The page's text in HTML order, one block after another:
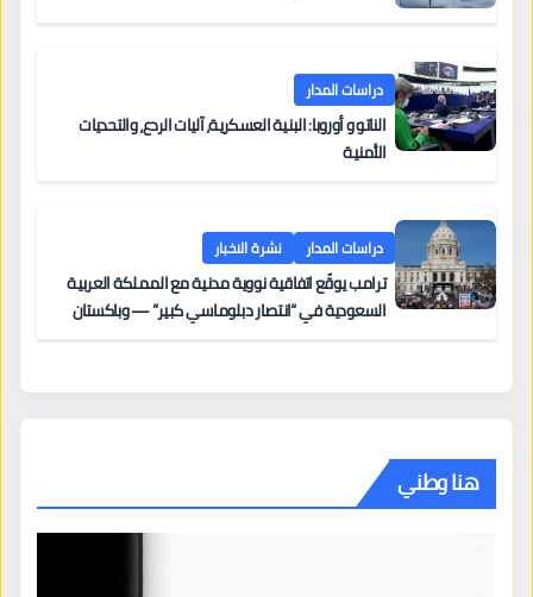
دراسات المدار
الناتو و أوروبا: البنية العسكرية، آليات الردع، والتحديات
الأمنية
دراسات المدار نشرة الاخبار
ترامب يوقّع اتفاقية نووية مدنية مع المملكة العربية
السعودية في “انتصار دبلوماسي كبير” — وباكستان
هنا وطني